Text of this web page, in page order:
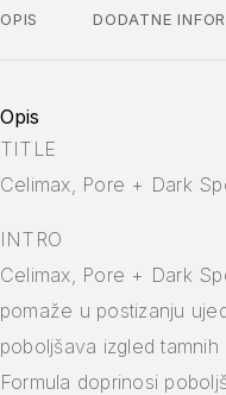
OPIS DODATNE
Opis
TITLE
Celimax, Pore + Dark
INTRO
Celimax, Pore + Dark
pomaže u postizanju
poboljšava izgled
Formula doprinosi